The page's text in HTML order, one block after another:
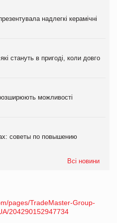
надлегкі керамічні
стануть в пригоді, коли довго
можливості
советы по повышению
Всі новини